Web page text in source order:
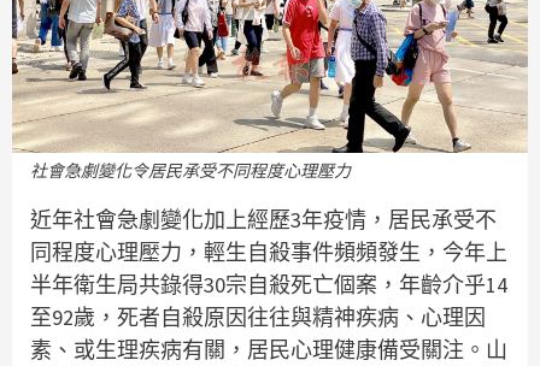
社會急劇變化令居民承受不同程度心理壓力
近年社會急劇變化加上經歷3年疫情，居民承受不
同程度心理壓力，輕生自殺事件頻頻發生，今年上
半年衛生局共錄得30宗自殺死亡個案，年齡介乎14
至92歲，死者自殺原因往往與精神疾病、心理因
素、或生理疾病有關，居民心理健康備受關注。山